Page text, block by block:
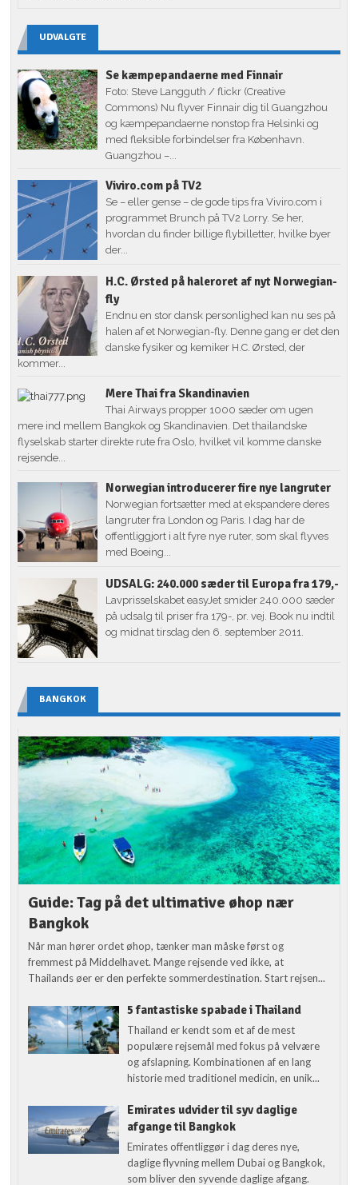
UDVALGTE
Se kæmpepandaerne med Finnair
Foto: Steve Langguth / flickr (Creative
Commons) Nu flyver Finnair dig til Guangzhou
og kæmpepandaerne nonstop fra Helsinki og
med fleksible forbindelser fra København.
Guangzhou –...
Viviro.com på TV2
Se – eller gense – de gode tips fra Viviro.com i
programmet Brunch på TV2 Lorry. Se her,
hvordan du finder billige flybilletter, hvilke byer
der...
H.C. Ørsted på haleroret af nyt Norwegian-
fly
Endnu en stor dansk personlighed kan nu ses på
halen af et Norwegian-fly. Denne gang er det den
danske fysiker og kemiker H.C. Ørsted, der
kommer...
Mere Thai fra Skandinavien
Thai Airways propper 1000 sæder om ugen
mere ind mellem Bangkok og Skandinavien. Det thailandske
flyselskab starter direkte rute fra Oslo, hvilket vil komme danske
rejsende...
Norwegian introducerer fire nye langruter
Norwegian fortsætter med at ekspandere deres
langruter fra London og Paris. I dag har de
offentliggjort i alt fyre nye ruter, som skal flyves
med Boeing...
UDSALG: 240.000 sæder til Europa fra 179,-
Lavprisselskabet easyJet smider 240.000 sæder
på udsalg til priser fra 179-, pr. vej. Book nu indtil
og midnat tirsdag den 6. september 2011.
BANGKOK
Guide: Tag på det ultimative øhop nær
Bangkok
Når man hører ordet øhop, tænker man måske først og
fremmest på Middelhavet. Mange rejsende ved ikke, at
Thailands øer er den perfekte sommerdestination. Start rejsen...
5 fantastiske spabade i Thailand
Thailand er kendt som et af de mest
populære rejsemål med fokus på velvære
og afslapning. Kombinationen af en lang
historie med traditionel medicin, en unik...
Emirates udvider til syv daglige
afgange til Bangkok
Emirates offentliggør i dag deres nye,
daglige flyvning mellem Dubai og Bangkok,
som bliver den syvende daglige afgang.